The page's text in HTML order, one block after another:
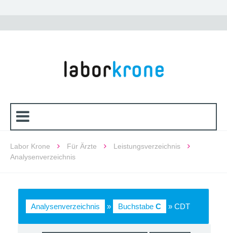
Labor Krone Für Ärzte
Leistungsverzeichnis
Analysenverzeichnis
Analysenverzeichnis » Buchstabe C » CDT